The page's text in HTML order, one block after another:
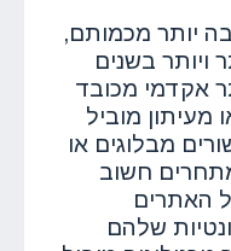
יותר מכמותם,
ויותר בשנים
אקדמי מכובד
מעיתון מוביל
מבלוגים או
חשוב
האתרים
שלהם